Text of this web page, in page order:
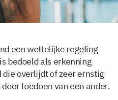
een wettelijke regeling
bedoeld als erkenning
overlijdt of zeer ernstig
toedoen van een ander.